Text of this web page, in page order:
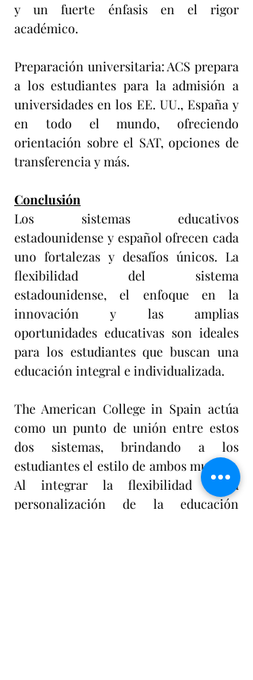
y un fuerte énfasis en el rigor
académico.
Preparación universitaria: ACS prepara
a los estudiantes para la admisión a
universidades en los EE. UU., España y
en todo el mundo, ofreciendo
orientación sobre el SAT, opciones de
transferencia y más.
Conclusión
Los sistemas educativos
estadounidense y español ofrecen cada
uno fortalezas y desafíos únicos. La
flexibilidad del sistema
estadounidense, el enfoque en la
innovación y las amplias
oportunidades educativas son ideales
para los estudiantes que buscan una
educación integral e individualizada.
The American College in Spain actúa
como un punto de unión entre estos
dos sistemas, brindando a los
estudiantes el estilo de ambos mundos.
Al integrar la flexibilidad y la
personalización de la educación